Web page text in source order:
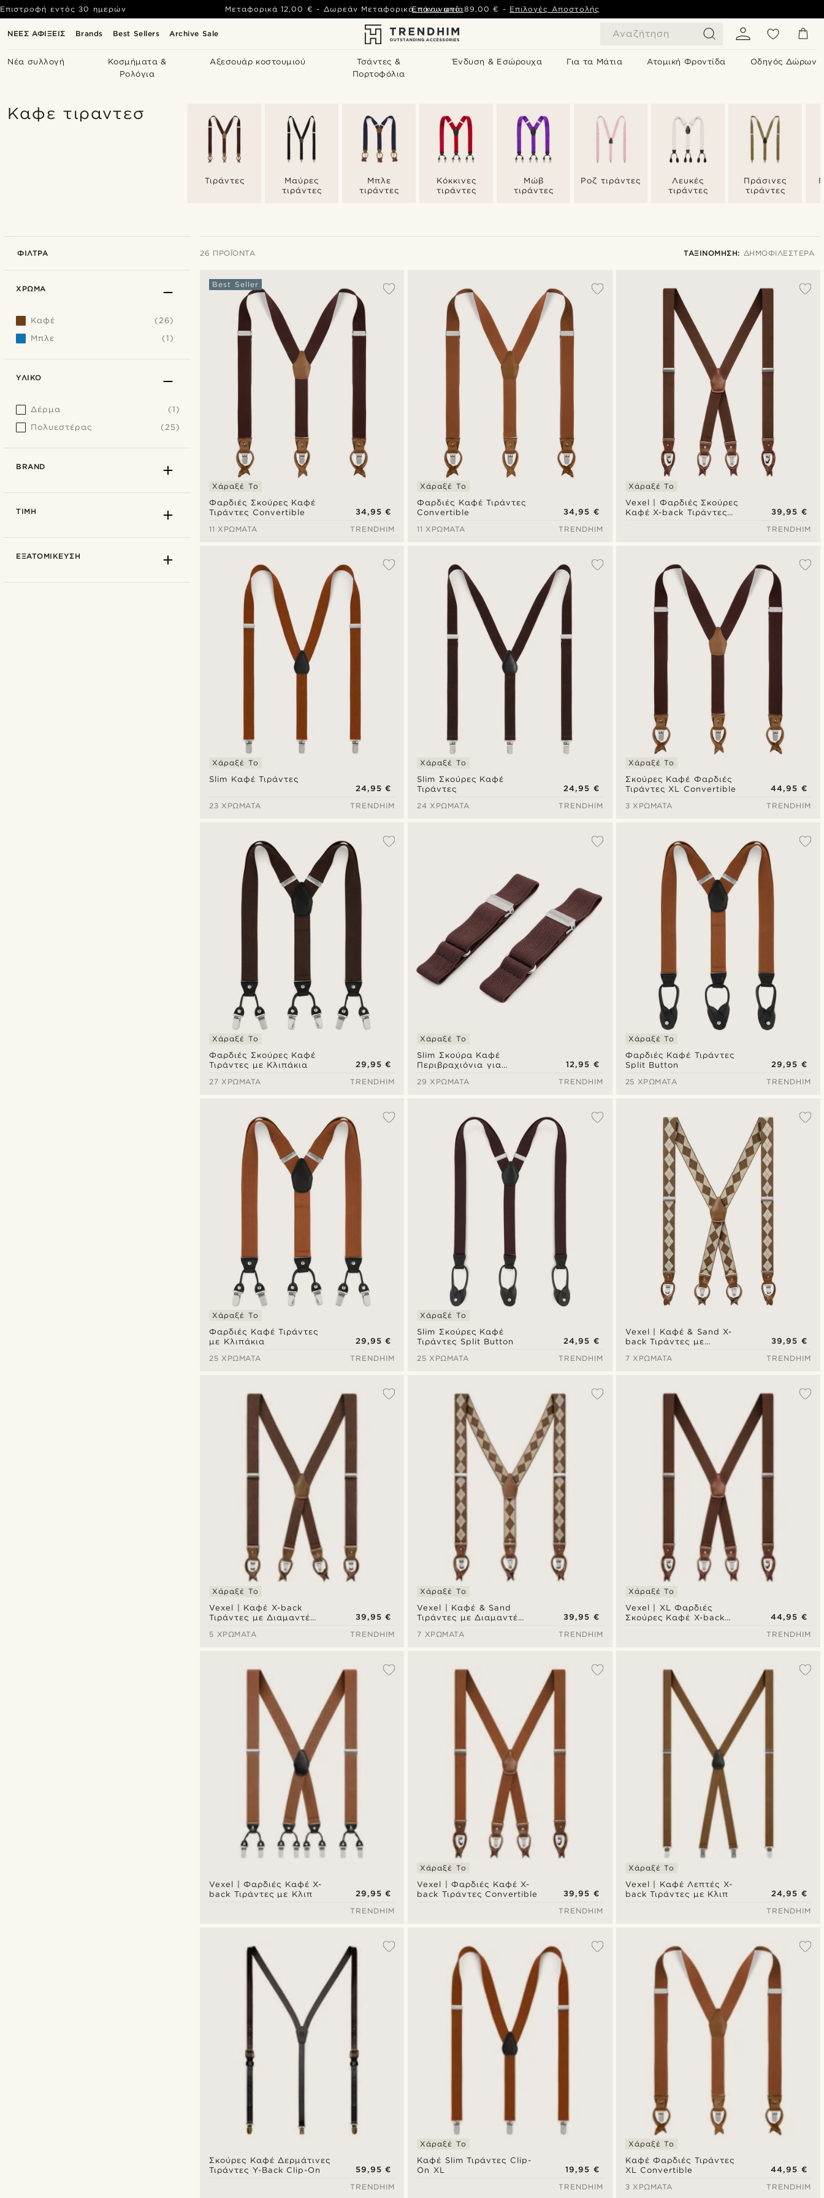
ΝΕΕΣ ΑΦΙΞΕΙΣ Brands Best Sellers Archive Sale Αναζήτηση
Νέα συλλογή
Κοσμήματα &
Ρολόγια
Αξεσουάρ κοστουμιού
Τσάντες &
Πορτοφόλια
Ένδυση & Εσώρουχα Για τα Μάτια Ατομική Φροντίδα Οδηγός Δώρων
Επιστροφή εντός 30 ημερών Μεταφορικά 12,00 € - Δωρεάν Μεταφορικά πάνω από89,00 € - Επιλογές Αποστολής
Επικοινωνία
Καφε τιραντεσ
Τιράντες
Μαύρες
τιράντες
Μπλε
τιράντες
Κόκκινες
τιράντες
Μώβ
τιράντες
Ροζ τιράντες
Λευκές
τιράντες
Πράσινες
τιράντες
ΦΊΛΤΡΑ 26 ΠΡΟΪΌΝΤΑ ΤΑΞΙΝΌΜΗΣΗ: ΔΗΜΟΦΙΛΈΣΤΕΡΑ
Ακριβότερα
Φαρδιές Σκούρες Καφέ
Τιράντες Convertible
Best Seller
Χάραξέ Το
34,95 €
11 ΧΡΏΜΑΤΑ
TRENDHIM
Φαρδιές Καφέ Τιράντες
Convertible
Χάραξέ Το
34,95 €
11 ΧΡΏΜΑΤΑ
TRENDHIM
Vexel | Φαρδιές Σκούρες
Καφέ X-back Τιράντες
Χάραξέ Το
39,95 €
TRENDHIM
Slim Καφέ Τιράντες
Χάραξέ Το
24,95 €
23 ΧΡΏΜΑΤΑ
TRENDHIM
Slim Σκούρες Καφέ
Τιράντες
Χάραξέ Το
24,95 €
24 ΧΡΏΜΑΤΑ
TRENDHIM
Σκούρες Καφέ Φαρδιές
Τιράντες XL Convertible
Χάραξέ Το
44,95 €
3 ΧΡΏΜΑΤΑ
TRENDHIM
Φαρδιές Σκούρες Καφέ
Τιράντες με Κλιπάκια
Χάραξέ Το
29,95 €
27 ΧΡΏΜΑΤΑ
TRENDHIM
Slim Σκούρα Καφέ
Περιβραχιόνια για
Χάραξέ Το
12,95 €
29 ΧΡΏΜΑΤΑ
TRENDHIM
Φαρδιές Καφέ Τιράντες
Split Button
Χάραξέ Το
29,95 €
25 ΧΡΏΜΑΤΑ
TRENDHIM
Φαρδιές Καφέ Τιράντες
με Κλιπάκια
Χάραξέ Το
29,95 €
25 ΧΡΏΜΑΤΑ
TRENDHIM
Slim Σκούρες Καφέ
Τιράντες Split Button
Χάραξέ Το
24,95 €
25 ΧΡΏΜΑΤΑ
TRENDHIM
Vexel | Καφέ & Sand X-
back Τιράντες με
39,95 €
7 ΧΡΏΜΑΤΑ
TRENDHIM
Vexel | Καφέ X-back
Τιράντες με Διαμαντέ
Χάραξέ Το
39,95 €
5 ΧΡΏΜΑΤΑ
TRENDHIM
Vexel | Καφέ & Sand
Τιράντες με Διαμαντέ
Χάραξέ Το
39,95 €
7 ΧΡΏΜΑΤΑ
TRENDHIM
Vexel | XL Φαρδιές
Σκούρες Καφέ X-back
Χάραξέ Το
44,95 €
TRENDHIM
Vexel | Φαρδιές Καφέ X-
back Τιράντες με Κλιπ
29,95 €
TRENDHIM
Vexel | Φαρδιές Καφέ X-
back Τιράντες Convertible
Χάραξέ Το
39,95 €
TRENDHIM
Vexel | Καφέ Λεπτές X-
back Τιράντες με Κλιπ
Χάραξέ Το
24,95 €
TRENDHIM
Σκούρες Καφέ Δερμάτινες
Τιράντες Y-Back Clip-On
59,95 €
TRENDHIM
Καφέ Slim Τιράντες Clip-
On XL
Χάραξέ Το
19,95 €
TRENDHIM
Καφέ Φαρδιές Τιράντες
XL Convertible
Χάραξέ Το
44,95 €
3 ΧΡΏΜΑΤΑ
TRENDHIM
ΧΡΏΜΑ
Καφέ
(26)
Μπλε
(1)
ΥΛΙΚΌ
Δέρμα
(1)
Πολυεστέρας
(25)
BRAND
ΤΙΜΉ
ΕΞΑΤΟΜΊΚΕΥΣΗ